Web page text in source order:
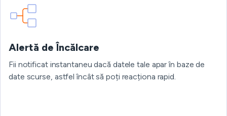
Alertă de Încălcare
Fii notificat instantaneu dacă datele tale apar în baze de
date scurse, astfel încât să poți reacționa rapid.